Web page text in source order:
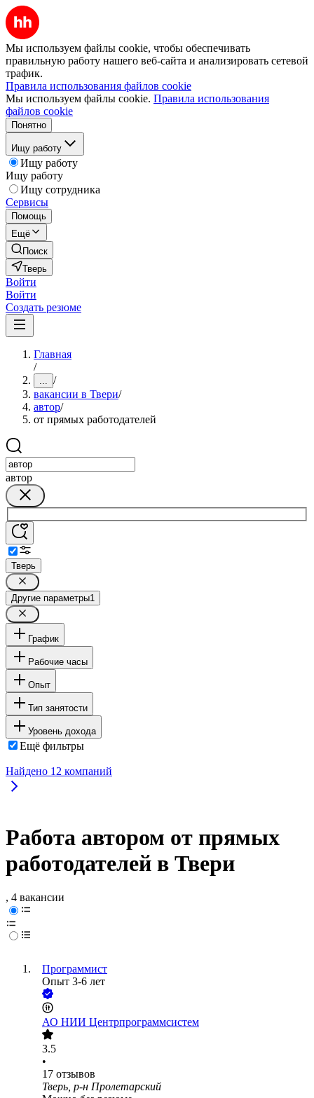
Мы используем файлы cookie, чтобы обеспечивать
правильную работу нашего веб-сайта и анализировать сетевой
трафик.
Правила использования файлов cookie
Мы используем файлы cookie. Правила использования
файлов cookie
Понятно
Ищу работу
Ищу работу
Ищу работу
Ищу сотрудника
Сервисы
Помощь
Ещё
Поиск
Тверь
Войти
Войти
Создать резюме
Главная
/
... /
вакансии в Твери/
автор/
от прямых работодателей
автор
Тверь
Другие параметры1
График
Рабочие часы
Опыт
Тип занятости
Уровень дохода
Ещё фильтры
Найдено 12 компаний
Работа автором от прямых
работодателей в Твери
, 4 вакансии
Программист
Опыт 3-6 лет
АО НИИ Центрпрограммсистем
3.5
•
17 отзывов
Тверь, р-н Пролетарский